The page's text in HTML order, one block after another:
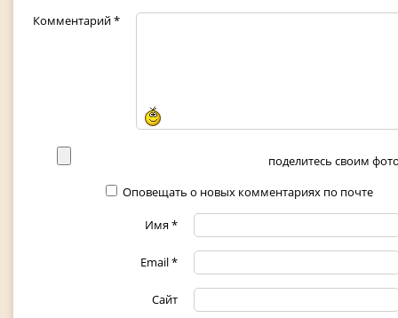
Комментарий*
поделитесь своим
Оповещать о новых комментариях по почте
Имя*
Email*
Сайт